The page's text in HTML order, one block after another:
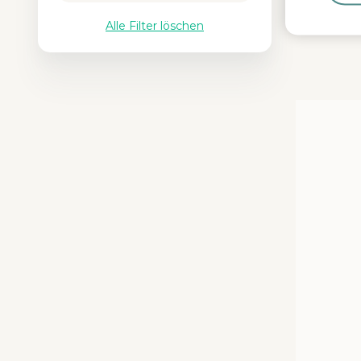
Carousel
Alle Filter löschen